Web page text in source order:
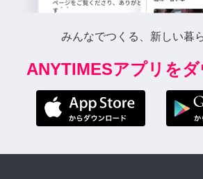
みんなでつくる、新しい暮
ANYTIMESアプリを